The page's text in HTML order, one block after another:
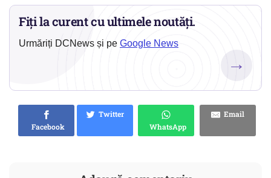
Fiți la curent cu ultimele noutăți.
Urmăriți DCNews și pe Google News
→
Facebook
Twitter
WhatsApp
Email